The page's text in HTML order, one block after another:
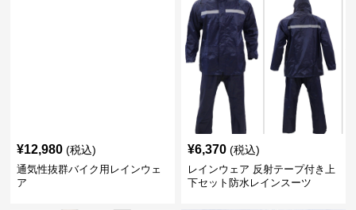
¥12,980 (税込)
通気性抜群バイク用レインウェ
ア
¥6,370 (税込)
レインウェア 反射テープ付き上
下セット防水レインスーツ